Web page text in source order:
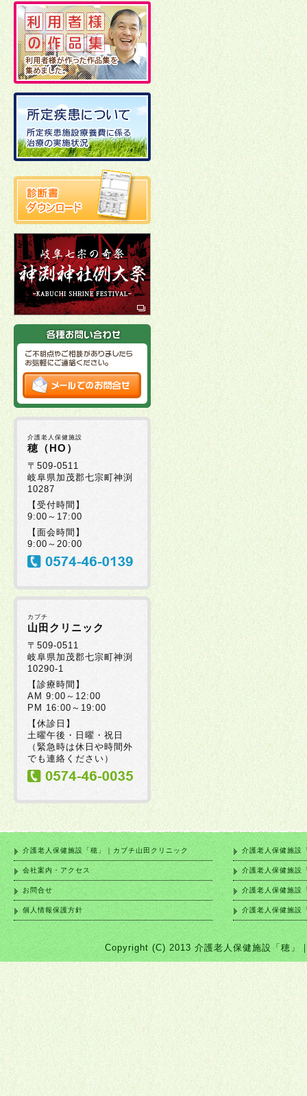
介護老人保健施設
穂（HO）
〒509-0511
岐阜県加茂郡七宗町神渕
10287
【受付時間】
9:00～17:00
【面会時間】
9:00～20:00
カブチ
山田クリニック
〒509-0511
岐阜県加茂郡七宗町神渕
10290-1
【診療時間】
AM 9:00～12:00
PM 16:00～19:00
【休診日】
土曜午後・日曜・祝日
（緊急時は休日や時間外
でも連絡ください）
介護老人保健施設「穂」｜カブチ山田クリニック
会社案内・アクセス
お問合せ
個人情報保護方針
介護老人保健施設
介護老人保健施設
介護老人保健施設
介護老人保健施設
Copyright (C) 2013 介護老人保健施設「穂